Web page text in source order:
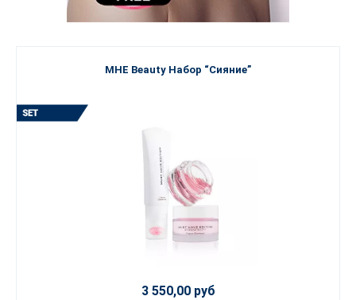
MHE Beauty Набор “Сияние”
3 550,00 руб